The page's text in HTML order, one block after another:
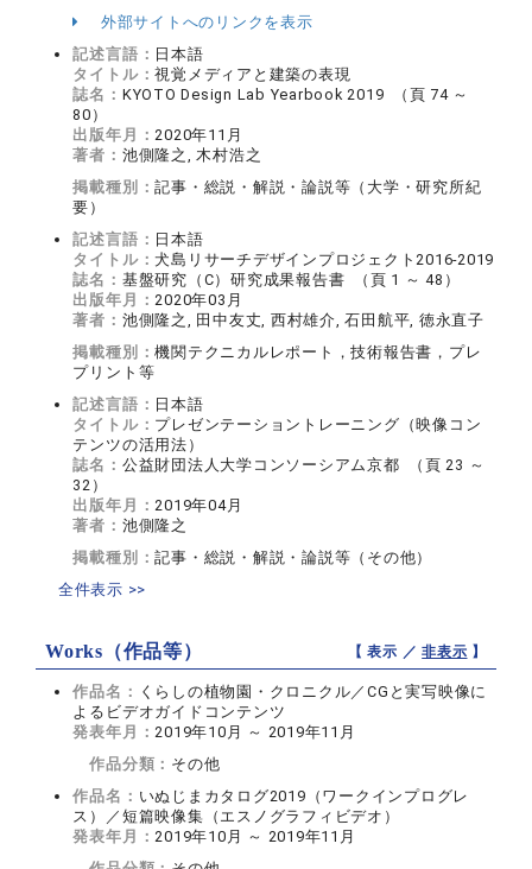
外部サイトへのリンクを表示
記述言語： 日本語
タイトル：視覚メディアと建築の表現
誌名： KYOTO Design Lab Yearbook 2019 （頁 74 ～
80）
出版年月：2020年11月
著者： 池側隆之, 木村浩之
掲載種別：記事・総説・解説・論説等（大学・研究所紀
要）
記述言語： 日本語
タイトル：犬島リサーチデザインプロジェクト2016-2019
誌名： 基盤研究（C）研究成果報告書 （頁 1 ～ 48）
出版年月：2020年03月
著者： 池側隆之, 田中友丈, 西村雄介, 石田航平, 徳永直子
掲載種別：機関テクニカルレポート，技術報告書，プレ
プリント等
記述言語： 日本語
タイトル： プレゼンテーショントレーニング（映像コン
テンツの活用法）
誌名： 公益財団法人大学コンソーシアム京都 （頁 23 ～
32）
出版年月：2019年04月
著者： 池側隆之
掲載種別：記事・総説・解説・論説等（その他）
全件表示 >>
Works（作品等） 【 表示 ／非表示 】
作品名： くらしの植物園・クロニクル／CGと実写映像に
よるビデオガイドコンテンツ
発表年月：2019年10月 ～ 2019年11月
作品分類： その他
作品名： いぬじまカタログ2019（ワークインプログレ
ス）／短篇映像集（エスノグラフィビデオ）
発表年月：2019年10月 ～ 2019年11月